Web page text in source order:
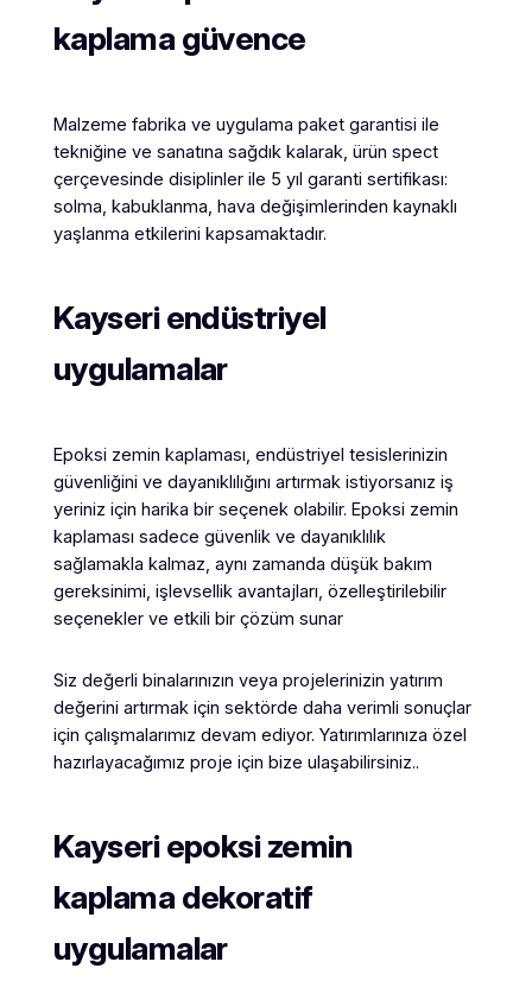
kaplama güvence
Malzeme fabrika ve uygulama paket garantisi ile
tekniğine ve sanatına sağdık kalarak, ürün spect
çerçevesinde disiplinler ile 5 yıl garanti sertifikası:
solma, kabuklanma, hava değişimlerinden kaynaklı
yaşlanma etkilerini kapsamaktadır.
Kayseri endüstriyel
uygulamalar
Epoksi zemin kaplaması, endüstriyel tesislerinizin
güvenliğini ve dayanıklılığını artırmak istiyorsanız iş
yeriniz için harika bir seçenek olabilir. Epoksi zemin
kaplaması sadece güvenlik ve dayanıklılık
sağlamakla kalmaz, aynı zamanda düşük bakım
gereksinimi, işlevsellik avantajları, özelleştirilebilir
seçenekler ve etkili bir çözüm sunar
Siz değerli binalarınızın veya projelerinizin yatırım
değerini artırmak için sektörde daha verimli sonuçlar
için çalışmalarımız devam ediyor. Yatırımlarınıza özel
hazırlayacağımız proje için bize ulaşabilirsiniz..
Kayseri epoksi zemin
kaplama dekoratif
uygulamalar